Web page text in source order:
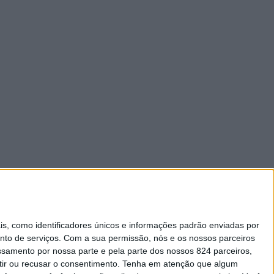
como identificadores únicos e informações padrão enviadas por
de serviços. Com a sua permissão, nós e os nossos parceiros
por nossa parte e pela parte dos nossos 824 parceiros,
ou recusar o consentimento. Tenha em atenção que algum